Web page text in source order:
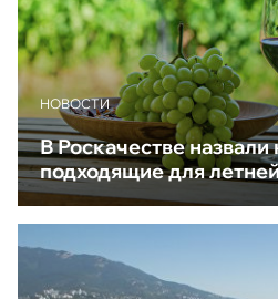
НОВОСТИ
В Роскачестве
подходящие для